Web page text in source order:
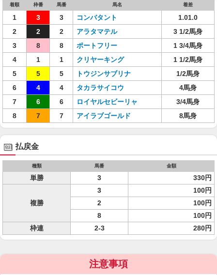
着順 枠番 馬番 馬名 着差
1 3 3 コンバタント
1.01.0
2
2 2 アラタマテル
3 1/2馬身
3
8 8 ポートフリー
1 3/4馬身
4
1 1 クリヤーキング
1 1/2馬身
5
5 5 トウジンサブリナ
1/2馬身
6
4 4 タカラサイコウ
4馬身
7
6 6 ロイヤルセビーリャ
3/4馬身
8
7 7 アイラブゴールド 8馬身
払戻金
種類 馬番 金額
単勝 3 330円
複勝
3
100円
2
100円
8
100円
枠連
2-3 280円
注意事項